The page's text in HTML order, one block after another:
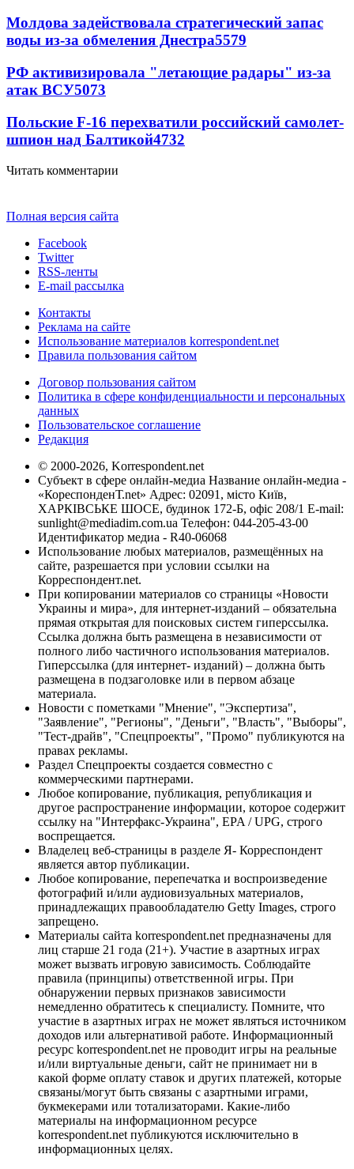
Молдова задействовала стратегический запас
воды из-за обмеления Днестра5579
РФ активизировала "летающие радары" из-за
атак ВСУ5073
Польские F-16 перехватили российский самолет-
шпион над Балтикой4732
Читать комментарии
Полная версия сайта
Facebook
Twitter
RSS-ленты
E-mail рассылка
Контакты
Реклама на сайте
Использование материалов korrespondent.net
Правила пользования сайтом
Договор пользования сайтом
Политика в сфере конфиденциальности и персональных
данных
Пользовательское соглашение
Редакция
© 2000-2026, Korrespondent.net
Субъект в сфере онлайн-медиа Название онлайн-медиа -
«КореспонденТ.net» Адрес: 02091, місто Київ,
ХАРКІВСЬКЕ ШОСЕ, будинок 172-Б, офіс 208/1 E-mail:
sunlight@mediadim.com.ua Телефон: 044-205-43-00
Идентификатор медиа - R40-06068
Использование любых материалов, размещённых на
сайте, разрешается при условии ссылки на
Корреспондент.net.
При копировании материалов со страницы «Новости
Украины и мира», для интернет-изданий – обязательна
прямая открытая для поисковых систем гиперссылка.
Ссылка должна быть размещена в независимости от
полного либо частичного использования материалов.
Гиперссылка (для интернет- изданий) – должна быть
размещена в подзаголовке или в первом абзаце
материала.
Новости с пометками "Мнение", "Экспертиза",
"Заявление", "Регионы", "Деньги", "Власть", "Выборы",
"Тест-драйв", "Спецпроекты", "Промо" публикуются на
правах рекламы.
Раздел Спецпроекты создается совместно с
коммерческими партнерами.
Любое копирование, публикация, републикация и
другое распространение информации, которое содержит
ссылку на "Интерфакс-Украина", EPA / UPG, строго
воспрещается.
Владелец веб-страницы в разделе Я- Корреспондент
является автор публикации.
Любое копирование, перепечатка и воспроизведение
фотографий и/или аудиовизуальных материалов,
принадлежащих правообладателю Getty Images, строго
запрещено.
Материалы сайта korrespondent.net предназначены для
лиц старше 21 года (21+). Участие в азартных играх
может вызвать игровую зависимость. Соблюдайте
правила (принципы) ответственной игры. При
обнаружении первых признаков зависимости
немедленно обратитесь к специалисту. Помните, что
участие в азартных играх не может являться источником
доходов или альтернативой работе. Информационный
ресурс korrespondent.net не проводит игры на реальные
и/или виртуальные деньги, сайт не принимает ни в
какой форме оплату ставок и других платежей, которые
связаны/могут быть связаны с азартными играми,
букмекерами или тотализаторами. Какие-либо
материалы на информационном ресурсе
korrespondent.net публикуются исключительно в
информационных целях.